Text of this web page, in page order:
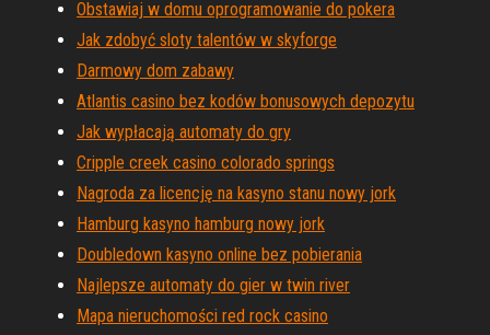
Obstawiaj w domu oprogramowanie do pokera
Jak zdobyć sloty talentów w skyforge
Darmowy dom zabawy
Atlantis casino bez kodów bonusowych depozytu
Jak wypłacają automaty do gry
Cripple creek casino colorado springs
Nagroda za licencję na kasyno stanu nowy jork
Hamburg kasyno hamburg nowy jork
Doubledown kasyno online bez pobierania
Najlepsze automaty do gier w twin river
Mapa nieruchomości red rock casino